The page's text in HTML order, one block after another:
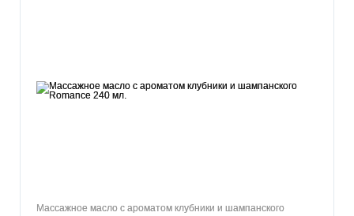
Массажное масло с ароматом клубники и шампанского